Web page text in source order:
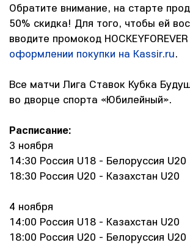
Обратите внимание, на старте
50% скидка! Для того, чтобы ей
вводите промокод HOCKEYFOREVER
оформлении покупки на Kassir.ru.
Все матчи Лига Ставок Кубка
во дворце спорта «Юбилейный».
Расписание:
3 ноября
14:30 Россия U18 - Белоруссия U20
18:30 Россия U20 - Казахстан U20
4 ноября
14:00 Россия U18 - Казахстан U20
18:00 Россия U20 - Белоруссия U20